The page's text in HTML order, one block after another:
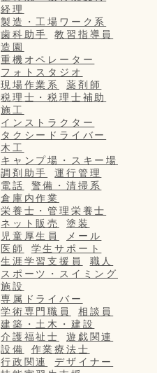
経理
製造・工場ワーク系
歯科助手
教習指導員
造園
重機オペレーター
フォトスタジオ
現場作業系
薬剤師
税理士・税理士補助
施工
インストラクター
タクシードライバー
木工
キャンプ場・スキー場
調剤助手
運行管理
電話
警備・清掃系
倉庫内作業
栄養士・管理栄養士
ネット販売
塗装
児童厚生員
メール
医師
学生サポート
生涯学習支援員
職人
スポーツ・スイミング
施設
専属ドライバー
学術専門職員
相談員
建築・土木・建設
介護福祉士
遊戯関連
設備
作業療法士
行政関連
デザイナー